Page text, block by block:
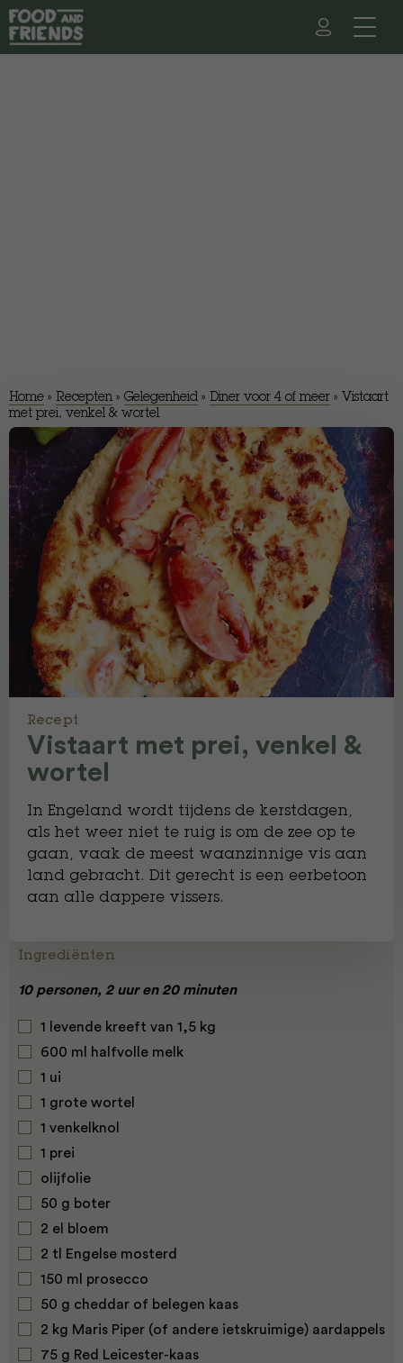
Home » Recepten » Gelegenheid » Diner voor 4 of meer » Vistaart
met prei, venkel & wortel
Recept
Vistaart met prei, venkel &
wortel
In Engeland wordt tijdens de kerstdagen,
als het weer niet te ruig is om de zee op te
gaan, vaak de meest waanzinnige vis aan
land gebracht. Dit gerecht is een eerbetoon
aan alle dappere vissers.
Ingrediënten
10 personen, 2 uur en 20 minuten
1 levende kreeft van 1,5 kg
600 ml halfvolle melk
1 ui
1 grote wortel
1 venkelknol
1 prei
olijfolie
50 g boter
2 el bloem
2 tl Engelse mosterd
150 ml prosecco
50 g cheddar of belegen kaas
2 kg Maris Piper (of andere ietskruimige) aardappels
75 g Red Leicester-kaas